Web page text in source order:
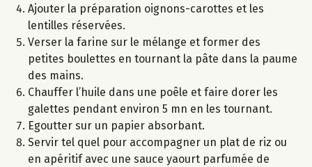
Ajouter la préparation oignons-carottes et les
lentilles réservées.
Verser la farine sur le mélange et former des
petites boulettes en tournant la pâte dans la paume
des mains.
Chauffer l’huile dans une poêle et faire dorer les
galettes pendant environ 5 mn en les tournant.
Egoutter sur un papier absorbant.
Servir tel quel pour accompagner un plat de riz ou
en apéritif avec une sauce yaourt parfumée de